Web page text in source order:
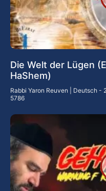
Die Welt der Lügen
HaShem)
Rabbi Yaron Reuven | Deutsch
5786